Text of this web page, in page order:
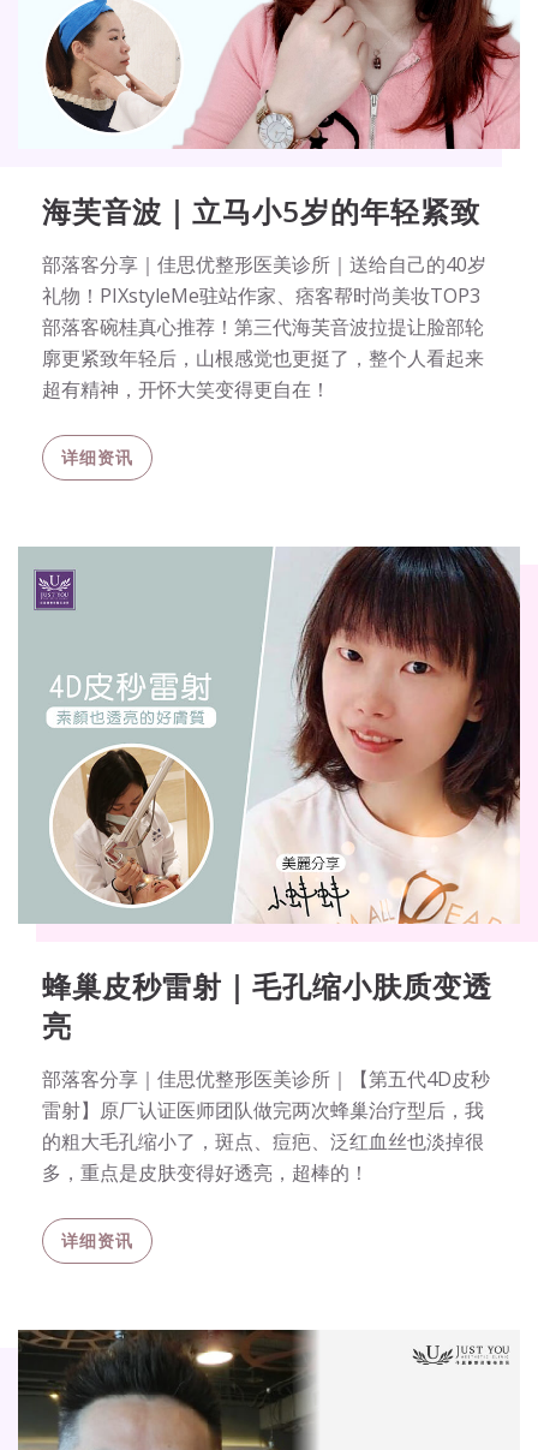
海芙音波｜立马小5岁的年轻紧致
部落客分享｜佳思优整形医美诊所｜送给自己的40岁
礼物！PIXstyleMe驻站作家、痞客帮时尚美妆TOP3
部落客碗桂真心推荐！第三代海芙音波拉提让脸部轮
廓更紧致年轻后，山根感觉也更挺了，整个人看起来
超有精神，开怀大笑变得更自在！
详细资讯
蜂巢皮秒雷射｜毛孔缩小肤质变透
亮
部落客分享｜佳思优整形医美诊所｜【第五代4D皮秒
雷射】原厂认证医师团队做完两次蜂巢治疗型后，我
的粗大毛孔缩小了，斑点、痘疤、泛红血丝也淡掉很
多，重点是皮肤变得好透亮，超棒的！
详细资讯